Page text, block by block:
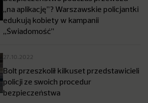
„na aplikację”? Warszawskie policjantki
edukują kobiety w kampanii
„Świadomość”
27.10.2022
Bolt przeszkolił kilkuset przedstawicieli
policji ze swoich procedur
bezpieczeństwa